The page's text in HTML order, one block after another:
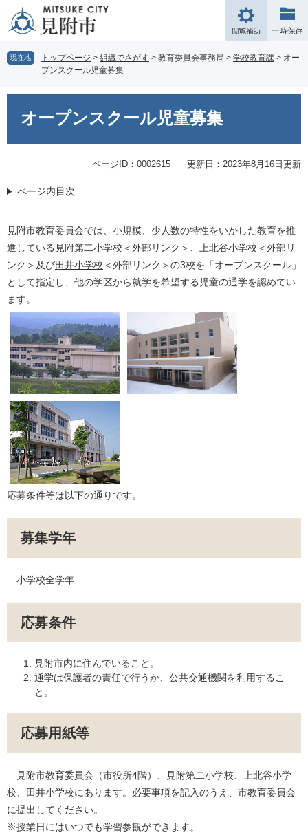
の
先
で
ー
を
ば
閲
覧
補
現在地 トップページ > 組織でさがす > 教育委員会事務局 > 学校教育課 > オー
プンスクール児童募集
オープンスクール児童募集
ページID：0002615 更新日：2023年8月16日更新
ページ内目次
見附市教育委員会では、小規模、少人数の特性をいかした教育を推
進している 見附第二小学校 ＜外部リンク＞ 上北谷小学校 ＜外部リ
ンク＞ 及び田井小学校 ＜外部リンク＞の3校を「オープンスクール」
として指定し、他の学区から就学を希望する児童の通学を認めてい
ます。
応募条件等は以下の通りです。
募集学年
小学校全学年
応募条件
見附市内に住んでいること。
通学は保護者の責任で行うか、公共交通機関を利用するこ
と。
応募用紙等
見附市教育委員会（市役所4階）、見附第二小学校、上北谷小学
校、田井小学校にあります。必要事項を記入のうえ、市教育委員会
に提出してください。
※授業日にはいつでも学習参観ができます。